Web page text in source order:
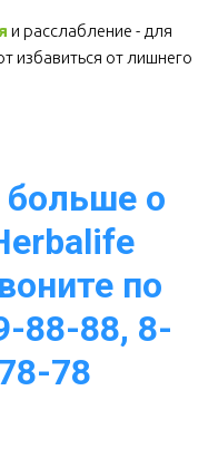
и расслабление - для
избавиться от лишнего
больше о
по
88-88, 8-
78